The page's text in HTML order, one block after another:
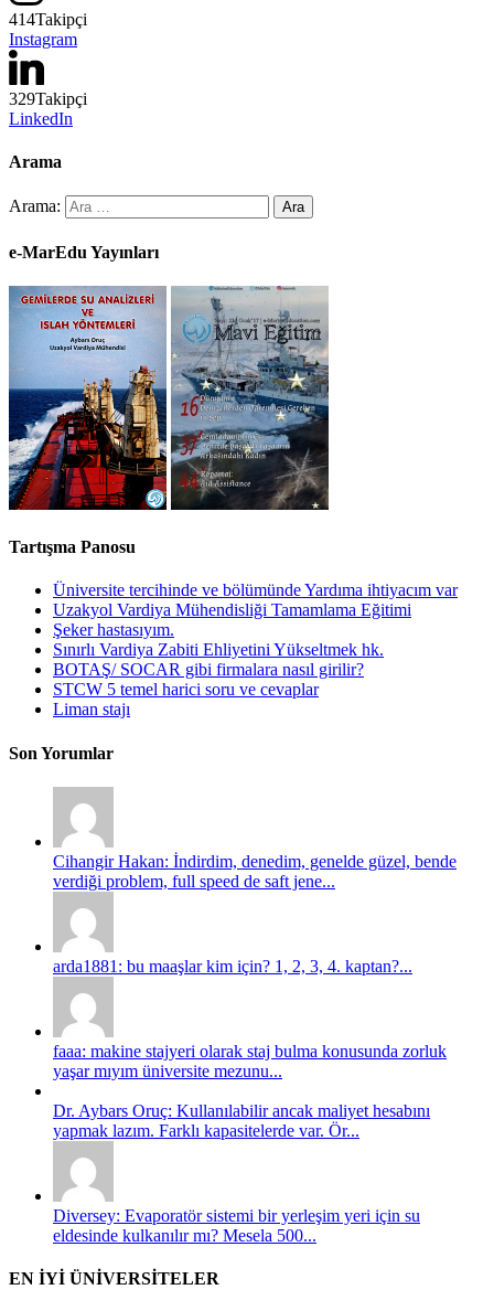
414Takipçi
Instagram
329Takipçi
LinkedIn
Arama
Arama:
e-MarEdu Yayınları
Tartışma Panosu
Üniversite tercihinde ve bölümünde Yardıma ihtiyacım var
Uzakyol Vardiya Mühendisliği Tamamlama Eğitimi
Şeker hastasıyım.
Sınırlı Vardiya Zabiti Ehliyetini Yükseltmek hk.
BOTAŞ/ SOCAR gibi firmalara nasıl girilir?
STCW 5 temel harici soru ve cevaplar
Liman stajı
Son Yorumlar
Cihangir Hakan: İndirdim, denedim, genelde güzel, bende
verdiği problem, full speed de saft jene...
arda1881: bu maaşlar kim için? 1, 2, 3, 4. kaptan?...
faaa: makine stajyeri olarak staj bulma konusunda zorluk
yaşar mıyım üniversite mezunu...
Dr. Aybars Oruç: Kullanılabilir ancak maliyet hesabını
yapmak lazım. Farklı kapasitelerde var. Ör...
Diversey: Evaporatör sistemi bir yerleşim yeri için su
eldesinde kulkanılır mı? Mesela 500...
EN İYİ ÜNİVERSİTELER